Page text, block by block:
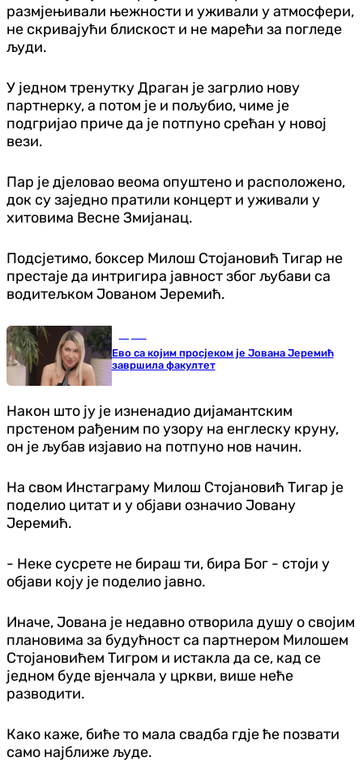
размјењивали њежности и уживали у атмосфери,
не скривајући блискост и не марећи за погледе
људи.
У једном тренутку Драган је загрлио нову
партнерку, а потом је и пољубио, чиме је
подгријао приче да је потпуно срећан у новој
вези.
Пар је дјеловао веома опуштено и расположено,
док су заједно пратили концерт и уживали у
хитовима Весне Змијанац.
Подсјетимо, боксер Милош Стојановић Тигар не
престаје да интригира јавност због љубави са
водитељком Јованом Јеремић.
Ево са којим просјеком је Јована Јеремић
завршила факултет
Након што ју је изненадио дијамантским
прстеном рађеним по узору на енглеску круну,
он је љубав изјавио на потпуно нов начин.
На свом Инстаграму Милош Стојановић Тигар је
поделио цитат и у објави означио Јовану
Јеремић.
- Неке сусрете не бираш ти, бира Бог - стоји у
објави коју је поделио јавно.
Иначе, Јована је недавно отворила душу о својим
плановима за будућност са партнером Милошем
Стојановићем Тигром и истакла да се, кад се
једном буде вјенчала у цркви, више неће
разводити.
Како каже, биће то мала свадба гдје ће позвати
само најближе људе.